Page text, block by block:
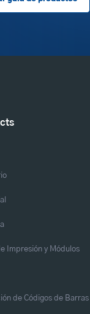
Impresión y Módulos
de Códigos de Barras